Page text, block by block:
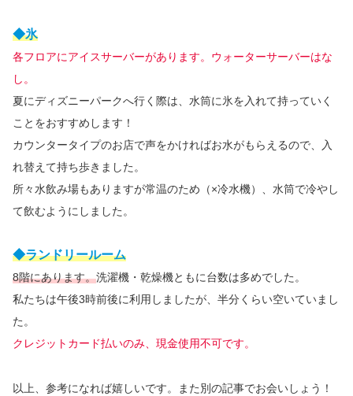
◆氷
各フロアにアイスサーバーがあります。ウォーターサーバーはな
し。
夏にディズニーパークへ行く際は、水筒に氷を入れて持っていく
ことをおすすめします！
カウンタータイプのお店で声をかければお水がもらえるので、入
れ替えて持ち歩きました。
所々水飲み場もありますが常温のため（×冷水機）、水筒で冷やし
て飲むようにしました。
◆ランドリールーム
8階にあります。洗濯機・乾燥機ともに台数は多めでした。
私たちは午後3時前後に利用しましたが、半分くらい空いていまし
た。
クレジットカード払いのみ、現金使用不可です。
以上、参考になれば嬉しいです。また別の記事でお会いしょう！